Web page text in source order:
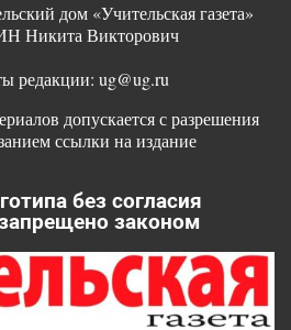
дом «Учительская газета»
Никита Викторович
редакции: ug@ug.ru
допускается с разрешения
ссылки на издание
без согласия
законом